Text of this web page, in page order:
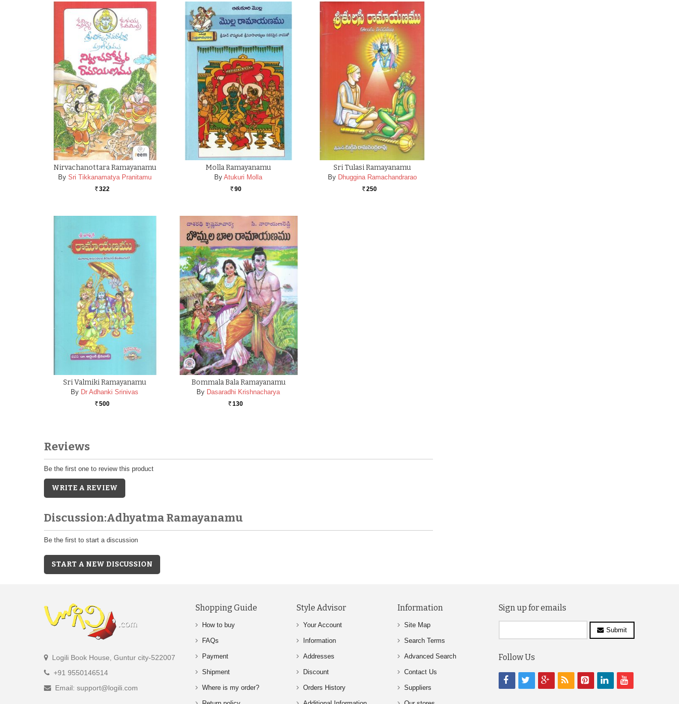
Nirvachanottara Ramayanamu
By Sri Tikkanamatya Pranitamu
Rs. 322
Molla Ramayanamu
By Atukuri Molla
Rs. 90
Sri Tulasi Ramayanamu
By Dhuggina Ramachandrarao
Rs. 250
Sri Valmiki Ramayanamu
By Dr Adhanki Srinivas
Rs. 500
Bommala Bala Ramayanamu
By Dasaradhi Krishnacharya
Rs. 130
Reviews
Be the first one to review this product
WRITE A REVIEW
Discussion:Adhyatma Ramayanamu
Be the first to start a discussion
START A NEW DISCUSSION
Logili Book House, Guntur city-522007
+91 9550146514
Email: support@logili.com
Shopping Guide
How to buy
FAQs
Payment
Shipment
Where is my order?
Style Advisor
Your Account
Information
Addresses
Discount
Orders History
Information
Site Map
Search Terms
Advanced Search
Contact Us
Suppliers
Sign up for emails
Submit
Follow Us